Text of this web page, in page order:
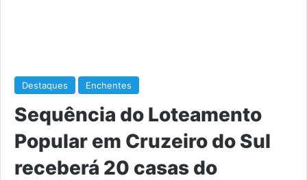
Destaques Enchentes
Sequência do Loteamento
Popular em Cruzeiro do Sul
receberá 20 casas do